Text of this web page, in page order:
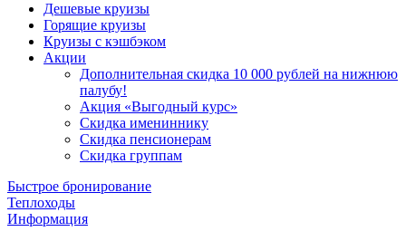
Дешевые круизы
Горящие круизы
Круизы с кэшбэком
Акции
Дополнительная скидка 10 000 рублей на нижнюю
палубу!
Акция «Выгодный курс»
Скидка имениннику
Скидка пенсионерам
Скидка группам
Быстрое бронирование
Теплоходы
Информация